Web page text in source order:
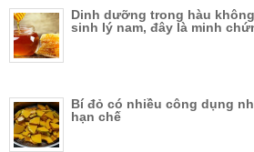
Dinh dưỡng trong hàu
sinh lý nam, đây là minh
Bí đỏ có nhiều công dụng
hạn chế